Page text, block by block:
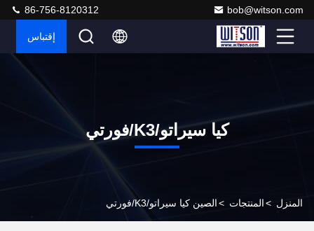
bob@witson.com
86-756-8120312
إقتباس
كيا سيراتو/K3/فورتي
المنزل >المنتجات >الصين كيا سيراتو/K3/فورتي